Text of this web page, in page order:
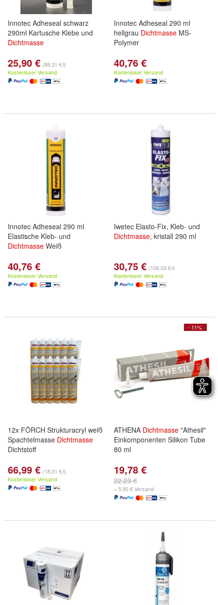
Innotec Adheseal schwarz
290ml Kartusche Klebe und
Dichtmasse
25,90 € (89,31 €/l)
Kostenloser Versand
Innotec Adheseal 290 ml
hellgrau Dichtmasse MS-
Polymer
40,76 €
Kostenloser Versand
Innotec Adheseal 290 ml
Elastische Kleb- und
Dichtmasse Weiß
40,76 €
Kostenloser Versand
Iwetec Elasto-Fix, Kleb- und
Dichtmasse, kristall 290 ml
30,75 € (106,03 €/l)
Kostenloser Versand
12x FÖRCH Strukturacryl weiß
Spachtelmasse Dichtmasse
Dichtstoff
66,99 € (18,01 €/l)
Kostenloser Versand
- 11%
ATHENA Dichtmasse "Athesil"
Einkomponenten Silikon Tube
80 ml
19,78 €
22,23 €
+ 5,90 € Versand